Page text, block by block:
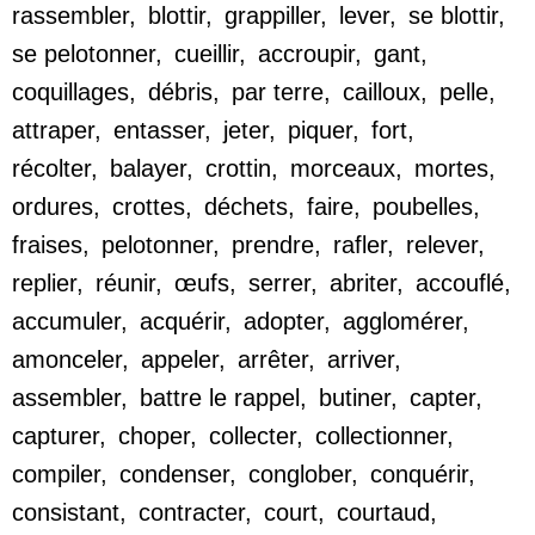
rassembler, blottir, grappiller, lever, se blottir,
se pelotonner, cueillir, accroupir, gant,
coquillages, débris, par terre, cailloux, pelle,
attraper, entasser, jeter, piquer, fort,
récolter, balayer, crottin, morceaux, mortes,
ordures, crottes, déchets, faire, poubelles,
fraises, pelotonner, prendre, rafler, relever,
replier, réunir, œufs, serrer, abriter, accouflé,
accumuler, acquérir, adopter, agglomérer,
amonceler, appeler, arrêter, arriver,
assembler, battre le rappel, butiner, capter,
capturer, choper, collecter, collectionner,
compiler, condenser, conglober, conquérir,
consistant, contracter, court, courtaud,